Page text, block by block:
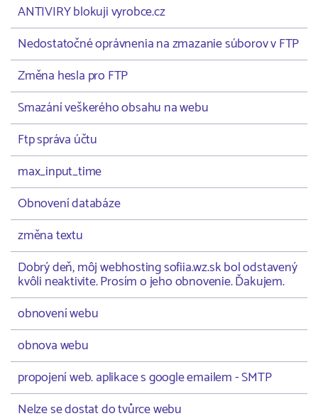
ANTIVIRY blokuji vyrobce.cz
Nedostatočné oprávnenia na zmazanie súborov v FTP
Změna hesla pro FTP
Smazání veškerého obsahu na webu
Ftp správa účtu
max_input_time
Obnovení databáze
změna textu
Dobrý deň, môj webhosting sofiia.wz.sk bol odstavený
kvôli neaktivite. Prosím o jeho obnovenie. Ďakujem.
obnovení webu
obnova webu
propojení web. aplikace s google emailem - SMTP
Nelze se dostat do tvůrce webu